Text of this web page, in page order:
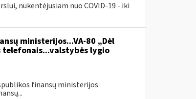
nukentėjusiam nuo COVID-19 - iki
ministerijos...VA-80 „Dėl
lygio
finansų ministerijos